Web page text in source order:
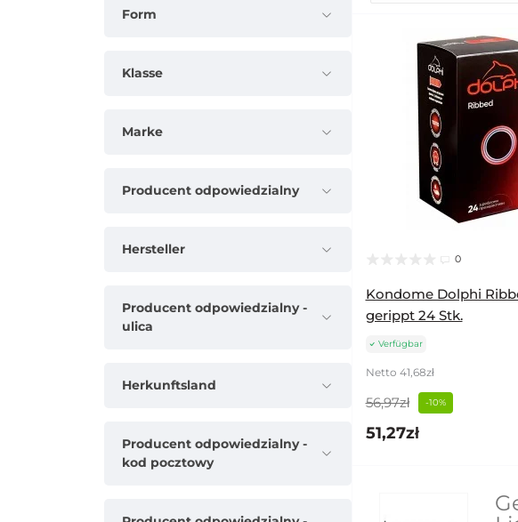
Form
Klasse
Marke
Producent odpowiedzialny
Hersteller
Producent odpowiedzialny -
ulica
Herkunftsland
Producent odpowiedzialny -
kod pocztowy
0
Kondome Dolphi
gerippt 24 Stk.
Verfügbar
Netto 41,68zł
56,97zł -10%
51,27zł